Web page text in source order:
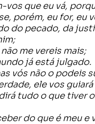
vos que eu vá,
porém, eu for, eu
do pecado, da
me vereis mais;
já está julgado.
vós não o podeis
ele vos
tudo o que tiver
do que é meu e